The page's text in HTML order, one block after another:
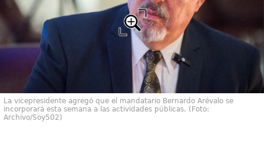
La vicepresidente agregó que el mandatario Bernardo Arévalo se
incorporará esta semana a las actividades públicas. (Foto:
Archivo/Soy502)